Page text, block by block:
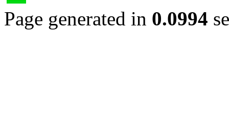
Page generated in 0.0994